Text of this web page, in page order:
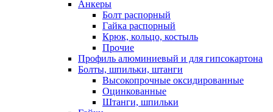
Анкеры
Болт распорный
Гайка распорный
Крюк, кольцо, костыль
Прочие
Профиль алюминиевый и для гипсокартона
Болты, шпильки, штанги
Высокопрочные оксидированные
Оцинкованные
Штанги, шпильки